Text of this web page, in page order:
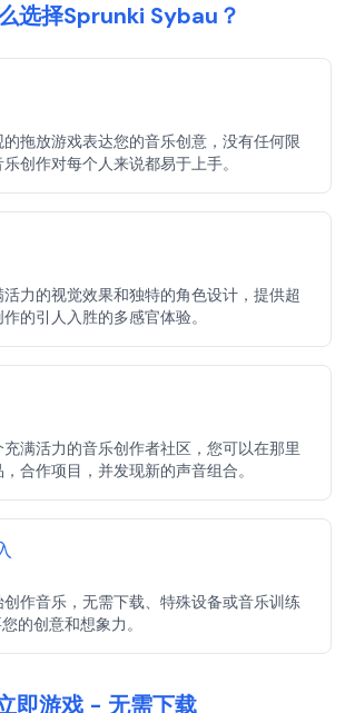
选择Sprunki Sybau？
拖放游戏表达您的音乐创意，没有任何限
创作对每个人来说都易于上手。
活力的视觉效果和独特的角色设计，提供超
的引人入胜的多感官体验。
充满活力的音乐创作者社区，您可以在那里
合作项目，并发现新的声音组合。
创作音乐，无需下载、特殊设备或音乐训练
的创意和想象力。
即游戏 - 无需下载